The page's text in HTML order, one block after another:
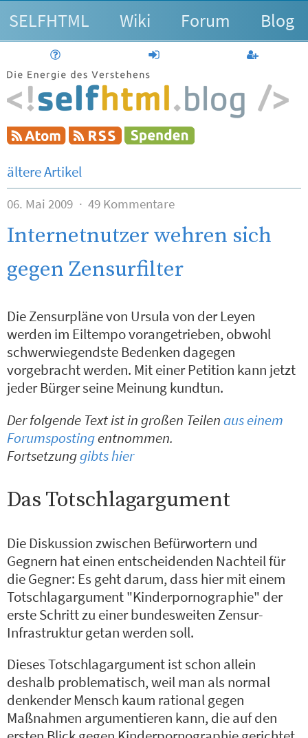
SELFHTML Wiki Forum Blog
anmelden
ältere Artikel
06. Mai 2009 49 Kommentare
Internetnutzer wehren sich
gegen Zensurfilter
Die Zensurpläne von Ursula von der Leyen
werden im Eiltempo vorangetrieben, obwohl
schwerwiegendste Bedenken dagegen
vorgebracht werden. Mit einer Petition kann jetzt
jeder Bürger seine Meinung kundtun.
Der folgende Text ist in großen Teilenaus einem
Forumspostingentnommen.
Fortsetzunggibts hier
Das Totschlagargument
Die Diskussion zwischen Befürwortern und
Gegnern hat einen entscheidenden Nachteil für
die Gegner: Es geht darum, dass hier mit einem
Totschlagargument "Kinderpornographie" der
erste Schritt zu einer bundesweiten Zensur-
Infrastruktur getan werden soll.
Dieses Totschlagargument ist schon allein
deshalb problematisch, weil man als normal
denkender Mensch kaum rational gegen
Maßnahmen argumentieren kann, die auf den